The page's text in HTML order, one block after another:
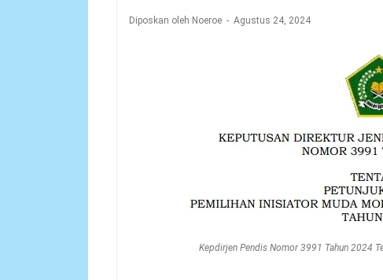
Diposkan oleh Noeroe Agustus 24, 2024
Kepdirjen Pendis Nomor 3991 Tahun 2024